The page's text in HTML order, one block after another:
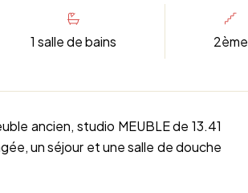
1 salle de bains 2ème
ancien, studio MEUBLE de 13.41
un séjour et une salle de douche